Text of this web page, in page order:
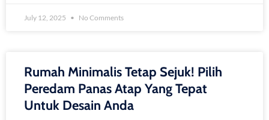
July 12, 2025 No Comments
Rumah Minimalis Tetap Sejuk! Pilih
Peredam Panas Atap Yang Tepat
Untuk Desain Anda